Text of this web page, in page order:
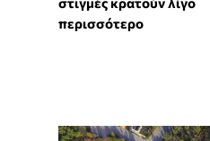
περισσότερο